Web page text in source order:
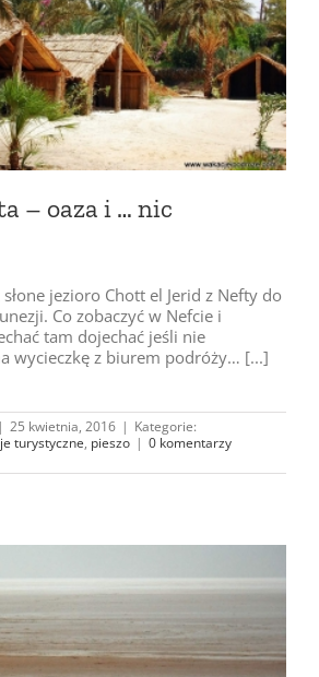
– oaza i … nic
jezioro Chott el Jerid z Nefty do
Co zobaczyć w Nefcie i
tam dojechać jeśli nie
wycieczkę z biurem podróży… [...]
| 25 kwietnia, 2016 | Kategorie:
turystyczne, pieszo | 0 komentarzy